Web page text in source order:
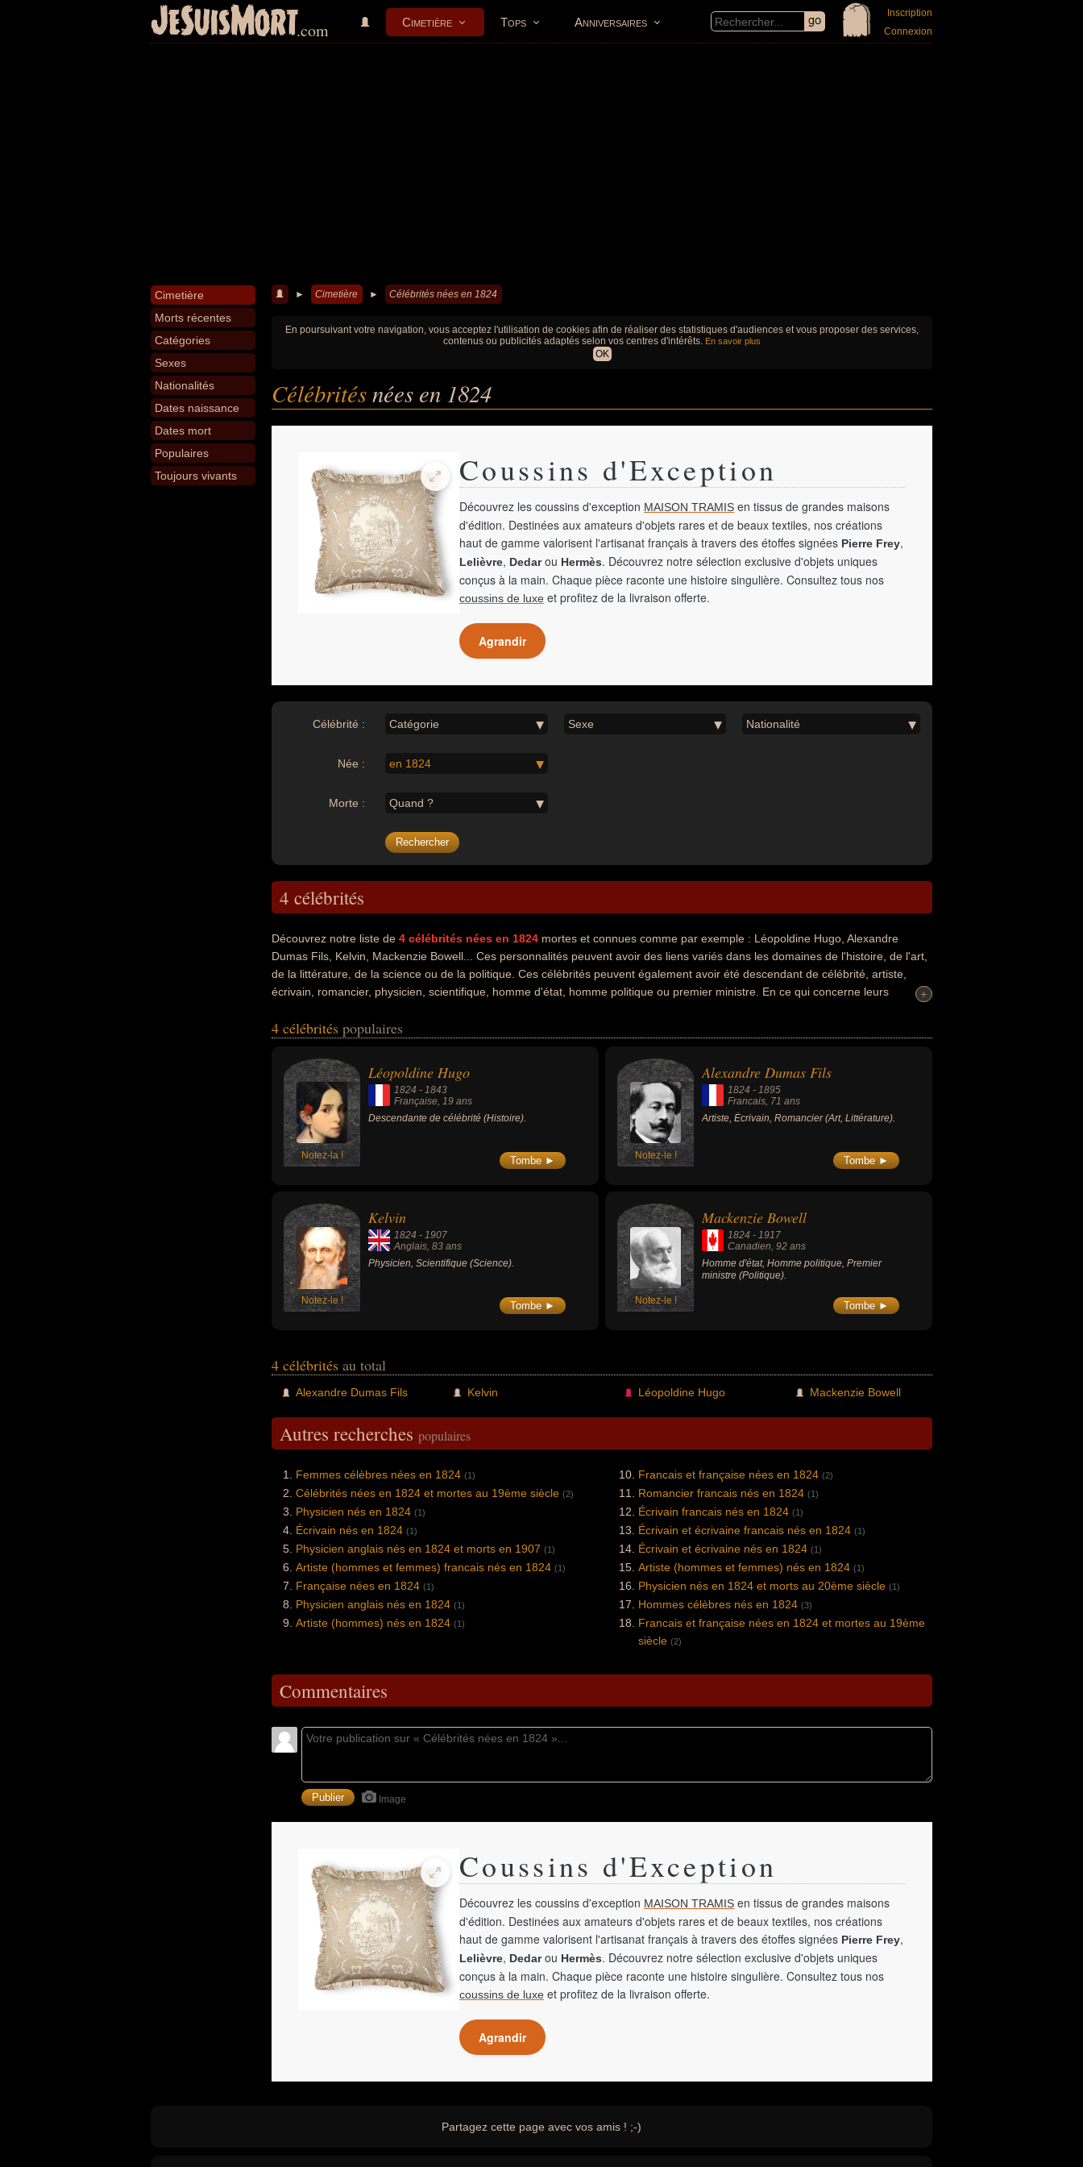
JeSuisMort.com Cimetière Tops Anniversaires
Inscription
Connexion
Cimetière
Morts récentes
Catégories
Sexes
Nationalités
Dates naissance
Dates mort
Populaires
Toujours vivants
► Cimetière ► Célébrités nées en 1824
En poursuivant votre navigation, vous acceptez l'utilisation de cookies afin de réaliser des statistiques d'audiences et vous proposer des services,
contenus ou publicités adaptés selon vos centres d'intérêts. En savoir plus
OK
Célébritésnées en 1824
Coussins d'Exception
Découvrez les coussins d'exception MAISON TRAMIS en tissus de grandes maisons
d'édition. Destinées aux amateurs d'objets rares et de beaux textiles, nos créations
haut de gamme valorisent l'artisanat français à travers des étoffes signées Pierre Frey,
Lelièvre, Dedarou Hermès. Découvrez notre sélection exclusive d'objets uniques
conçus à la main. Chaque pièce raconte une histoire singulière. Consultez tous nos
coussins de luxe et profitez de la livraison offerte.
Agrandir
Célébrité : Catégorie Sexe Nationalité
Née : en 1824
Morte : Quand ?
4 célébrités
Découvrez notre liste de 4 célébrités nées en 1824 mortes et connues comme par exemple : Léopoldine Hugo, Alexandre
Dumas Fils, Kelvin, Mackenzie Bowell... Ces personnalités peuvent avoir des liens variés dans les domaines de l'histoire, de l'art,
de la littérature, de la science ou de la politique. Ces célébrités peuvent également avoir été descendant de célébrité, artiste,
écrivain, romancier, physicien, scientifique, homme d'état, homme politique ou premier ministre. En ce qui concerne leurs
+
+
4 célébrités populaires
Notez-la !
Léopoldine Hugo
1824 - 1843
Française, 19 ans
Descendante de célébrité (Histoire).
Tombe ► Notez-le !
Alexandre Dumas Fils
1824 -1895
Francais, 71 ans
Artiste, Écrivain, Romancier (Art, Littérature).
Tombe ►
Notez-le !
Kelvin
1824 - 1907
Anglais, 83 ans
Physicien, Scientifique (Science).
Tombe ► Notez-le !
Mackenzie Bowell
1824 -1917
Canadien, 92 ans
Homme d'état, Homme politique, Premier
ministre (Politique).
Tombe ►
4 célébrités au total
Alexandre Dumas Fils Kelvin Léopoldine Hugo Mackenzie Bowell
Autres recherches populaires
Femmes célèbres nées en 1824 (1)
Célébrités nées en 1824 et mortes au 19ème siècle (2)
Physicien nés en 1824 (1)
Écrivain nés en 1824 (1)
Physicien anglais nés en 1824 et morts en 1907 (1)
Artiste (hommes et femmes) francais nés en 1824 (1)
Française nées en 1824 (1)
Physicien anglais nés en 1824 (1)
Artiste (hommes) nés en 1824 (1)
Francais et française nées en 1824 (2)
Romancier francais nés en 1824 (1)
Écrivain francais nés en 1824 (1)
Écrivain et écrivaine francais nés en 1824 (1)
Écrivain et écrivaine nés en 1824 (1)
Artiste (hommes et femmes) nés en 1824 (1)
Physicien nés en 1824 et morts au 20ème siècle (1)
Hommes célèbres nés en 1824 (3)
Francais et française nées en 1824 et mortes au 19ème
siècle (2)
Commentaires
Image
Coussins d'Exception
Découvrez les coussins d'exception MAISON TRAMIS en tissus de grandes maisons
d'édition. Destinées aux amateurs d'objets rares et de beaux textiles, nos créations
haut de gamme valorisent l'artisanat français à travers des étoffes signées Pierre Frey,
Lelièvre, Dedarou Hermès. Découvrez notre sélection exclusive d'objets uniques
conçus à la main. Chaque pièce raconte une histoire singulière. Consultez tous nos
coussins de luxe et profitez de la livraison offerte.
Agrandir
Partagez cette page avec vos amis ! ;-)